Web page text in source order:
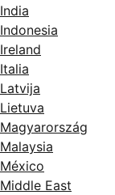
India
Indonesia
Ireland
Italia
Latvija
Lietuva
Magyarország
Malaysia
México
Middle East